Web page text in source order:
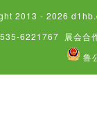
2013 - 2026
6221767 展会合
鲁